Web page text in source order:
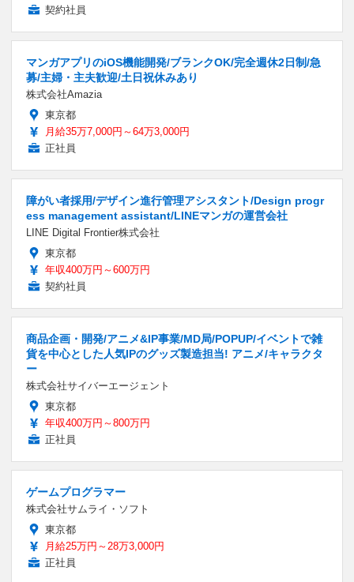
契約社員
マンガアプリのiOS機能開発/ブランクOK/完全週休2日制/急
募/主婦・主夫歓迎/土日祝休みあり
株式会社Amazia
東京都
月給35万7,000円～64万3,000円
正社員
障がい者採用/デザイン進行管理アシスタント/Design progr
ess management assistant/LINEマンガの運営会社
LINE Digital Frontier株式会社
東京都
年収400万円～600万円
契約社員
商品企画・開発/アニメ&IP事業/MD局/POPUP/イベントで雑
貨を中心とした人気IPのグッズ製造担当! アニメ/キャラクタ
ー
株式会社サイバーエージェント
東京都
年収400万円～800万円
正社員
ゲームプログラマー
株式会社サムライ・ソフト
東京都
月給25万円～28万3,000円
正社員